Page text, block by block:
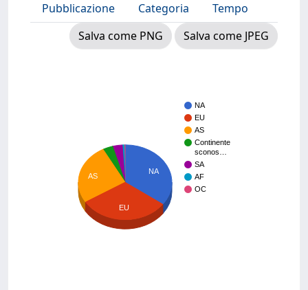
Pubblicazione
Categoria
Tempo
Salva come PNG
Salva come JPEG
NA
EU
AS
Continente
sconos…
SA
AF
OC
NA
AS
EU